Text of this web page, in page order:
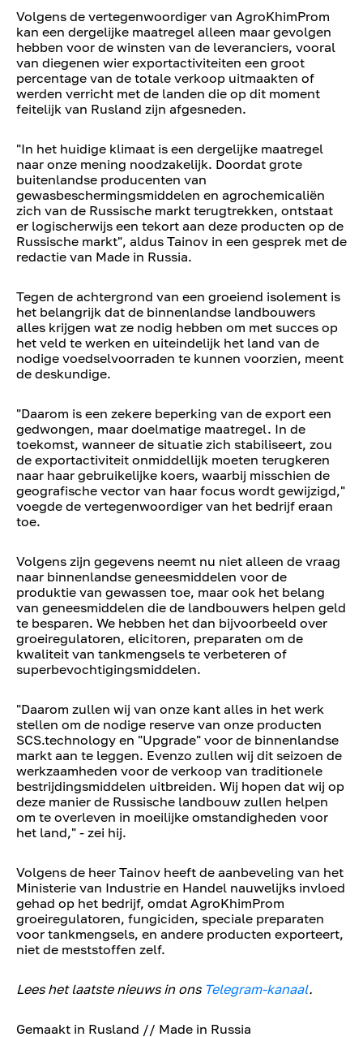
Volgens de vertegenwoordiger van AgroKhimProm
kan een dergelijke maatregel alleen maar gevolgen
hebben voor de winsten van de leveranciers, vooral
van diegenen wier exportactiviteiten een groot
percentage van de totale verkoop uitmaakten of
werden verricht met de landen die op dit moment
feitelijk van Rusland zijn afgesneden.
"In het huidige klimaat is een dergelijke maatregel
naar onze mening noodzakelijk. Doordat grote
buitenlandse producenten van
gewasbeschermingsmiddelen en agrochemicaliën
zich van de Russische markt terugtrekken, ontstaat
er logischerwijs een tekort aan deze producten op de
Russische markt", aldus Tainov in een gesprek met de
redactie van Made in Russia.
Tegen de achtergrond van een groeiend isolement is
het belangrijk dat de binnenlandse landbouwers
alles krijgen wat ze nodig hebben om met succes op
het veld te werken en uiteindelijk het land van de
nodige voedselvoorraden te kunnen voorzien, meent
de deskundige.
"Daarom is een zekere beperking van de export een
gedwongen, maar doelmatige maatregel. In de
toekomst, wanneer de situatie zich stabiliseert, zou
de exportactiviteit onmiddellijk moeten terugkeren
naar haar gebruikelijke koers, waarbij misschien de
geografische vector van haar focus wordt gewijzigd,"
voegde de vertegenwoordiger van het bedrijf eraan
toe.
Volgens zijn gegevens neemt nu niet alleen de vraag
naar binnenlandse geneesmiddelen voor de
produktie van gewassen toe, maar ook het belang
van geneesmiddelen die de landbouwers helpen geld
te besparen. We hebben het dan bijvoorbeeld over
groeiregulatoren, elicitoren, preparaten om de
kwaliteit van tankmengsels te verbeteren of
superbevochtigingsmiddelen.
"Daarom zullen wij van onze kant alles in het werk
stellen om de nodige reserve van onze producten
SCS.technology en "Upgrade" voor de binnenlandse
markt aan te leggen. Evenzo zullen wij dit seizoen de
werkzaamheden voor de verkoop van traditionele
bestrijdingsmiddelen uitbreiden. Wij hopen dat wij op
deze manier de Russische landbouw zullen helpen
om te overleven in moeilijke omstandigheden voor
het land," - zei hij.
Volgens de heer Tainov heeft de aanbeveling van het
Ministerie van Industrie en Handel nauwelijks invloed
gehad op het bedrijf, omdat AgroKhimProm
groeiregulatoren, fungiciden, speciale preparaten
voor tankmengsels, en andere producten exporteert,
niet de meststoffen zelf.
Lees het laatste nieuws in ons Telegram-kanaal.
Gemaakt in Rusland // Made in Russia